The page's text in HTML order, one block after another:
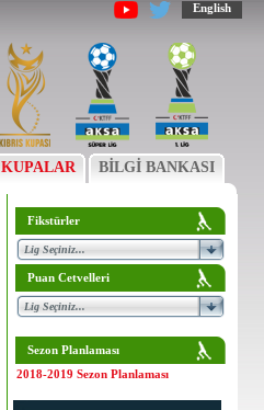
English
KUPALAR BİLGİ BANKASI
Fikstürler
Puan Cetvelleri
Sezon Planlaması
2018-2019 Sezon Planlaması